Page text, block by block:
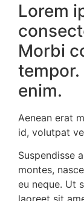
Lorem
Morbi
enim.
Aenean erat
id, volutpat
Suspendisse
montes,
eu neque. Ut